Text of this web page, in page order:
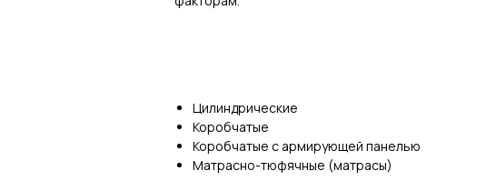
Цилиндрические
Коробчатые
Коробчатые с армирующей панелью
Матрасно-тюфячные (матрасы)